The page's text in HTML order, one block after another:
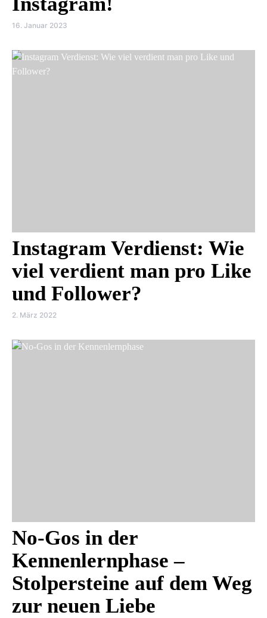
16. Januar 2023
Instagram Verdienst: Wie
viel verdient man pro Like
und Follower?
2. März 2022
No-Gos in der
Kennenlernphase –
Stolpersteine auf dem Weg
zur neuen Liebe